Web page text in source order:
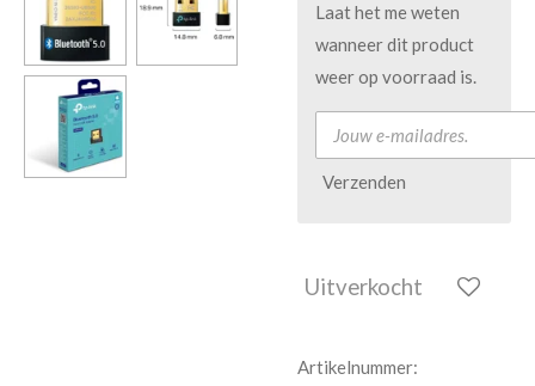
Laat het me weten
wanneer dit product
weer op voorraad is.
Verzenden
Uitverkocht
Artikelnummer: